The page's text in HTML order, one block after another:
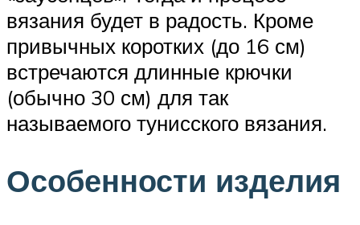
вязания будет в радость. Кроме
привычных коротких (до 16 см)
встречаются длинные крючки
(обычно 30 см) для так
называемого тунисского вязания.
Особенности изделия